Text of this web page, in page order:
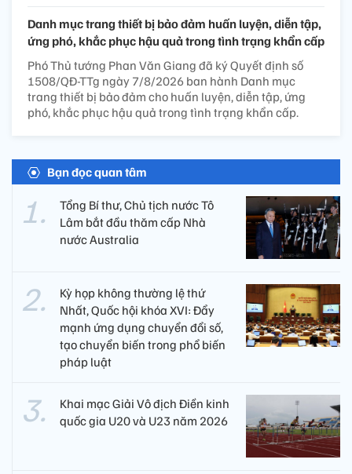
Danh mục trang thiết bị bảo đảm huấn luyện, diễn tập,
ứng phó, khắc phục hậu quả trong tình trạng khẩn cấp
Phó Thủ tướng Phan Văn Giang đã ký Quyết định số
1508/QĐ-TTg ngày 7/8/2026 ban hành Danh mục
trang thiết bị bảo đảm cho huấn luyện, diễn tập, ứng
phó, khắc phục hậu quả trong tình trạng khẩn cấp.
Bạn đọc quan tâm
Tổng Bí thư, Chủ tịch nước Tô
Lâm bắt đầu thăm cấp Nhà
nước Australia
Kỳ họp không thường lệ thứ
Nhất, Quốc hội khóa XVI: Đẩy
mạnh ứng dụng chuyển đổi số,
tạo chuyển biến trong phổ biến
pháp luật
Khai mạc Giải Vô địch Điền kinh
quốc gia U20 và U23 năm 2026